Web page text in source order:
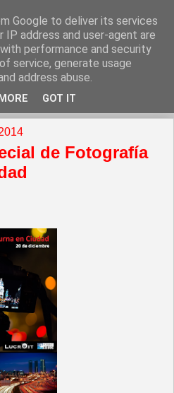
de Fotografía
Google to deliver its services
IP address and user-agent are
performance and security
service, generate usage
address abuse.
GOT IT